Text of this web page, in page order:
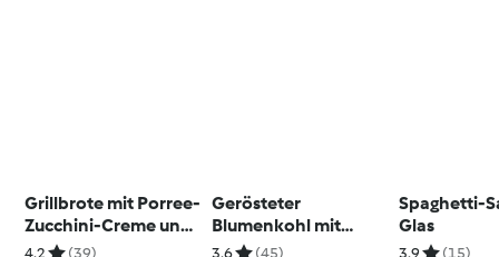
Grillbrote mit Porree-
Zucchini-Creme und
Aprikosen-Chutney
4.2 (39)
Gerösteter
Blumenkohl mit
Pumpernickelcrunch
3.6 (45)
Spaghetti-
Glas
3.9 (15)